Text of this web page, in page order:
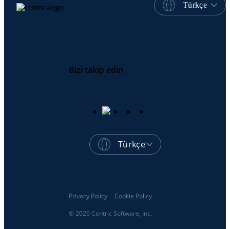
Türkçe
Bizi takip edin
Türkçe
© 2026 Centric Software, Inc.
Privacy Policy Cookie Policy